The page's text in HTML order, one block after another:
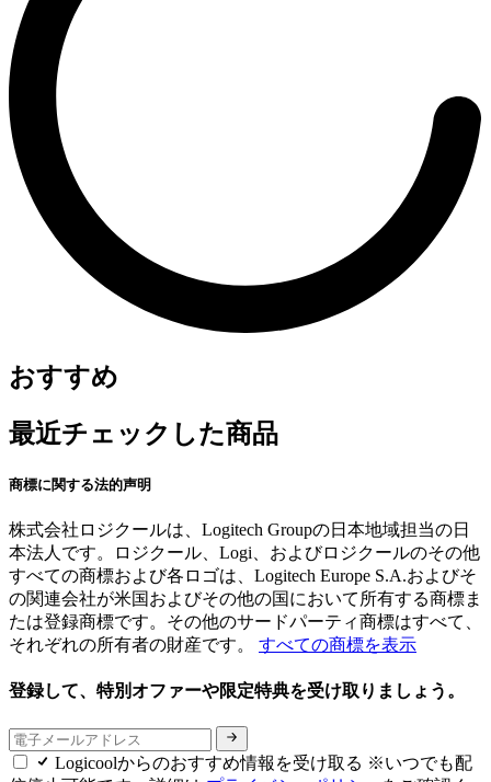
おすすめ
最近チェックした商品
商標に関する法的声明
株式会社ロジクールは、Logitech Groupの日本地域担当の日
本法人です。ロジクール、Logi、およびロジクールのその他
すべての商標および各ロゴは、Logitech Europe S.A.およびそ
の関連会社が米国およびその他の国において所有する商標ま
たは登録商標です。その他のサードパーティ商標はすべて、
それぞれの所有者の財産です。 すべての商標を表示
登録して、特別オファーや限定特典を受け取りましょう。
Logicoolからのおすすめ情報を受け取る ※いつでも配